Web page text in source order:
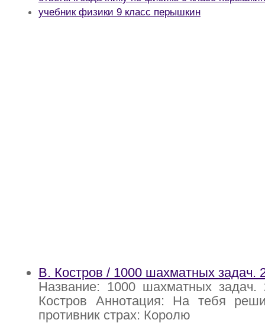
учебник физики 9 класс перышкин
В. Костров / 1000 шахматных задач.
Название: 1000 шахматных
Костров Аннотация: На тебя
противник страх: Королю